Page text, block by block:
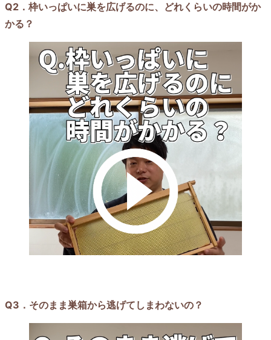
Q2．枠いっぱいに巣を広げるのに、どれくらいの時間がか
かる？
Q3．そのまま巣箱から逃げてしまわないの？